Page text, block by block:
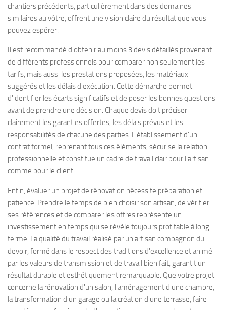
chantiers précédents, particulièrement dans des domaines
similaires au vôtre, offrent une vision claire du résultat que vous
pouvez espérer.
Il est recommandé d'obtenir au moins 3 devis détaillés provenant
de différents professionnels pour comparer non seulement les
tarifs, mais aussi les prestations proposées, les matériaux
suggérés et les délais d'exécution. Cette démarche permet
d'identifier les écarts significatifs et de poser les bonnes questions
avant de prendre une décision. Chaque devis doit préciser
clairement les garanties offertes, les délais prévus et les
responsabilités de chacune des parties. L'établissement d'un
contrat formel, reprenant tous ces éléments, sécurise la relation
professionnelle et constitue un cadre de travail clair pour l'artisan
comme pour le client.
Enfin, évaluer un projet de rénovation nécessite préparation et
patience. Prendre le temps de bien choisir son artisan, de vérifier
ses références et de comparer les offres représente un
investissement en temps qui se révèle toujours profitable à long
terme. La qualité du travail réalisé par un artisan compagnon du
devoir, formé dans le respect des traditions d'excellence et animé
par les valeurs de transmission et de travail bien fait, garantit un
résultat durable et esthétiquement remarquable. Que votre projet
concerne la rénovation d'un salon, l'aménagement d'une chambre,
la transformation d'un garage ou la création d'une terrasse, faire